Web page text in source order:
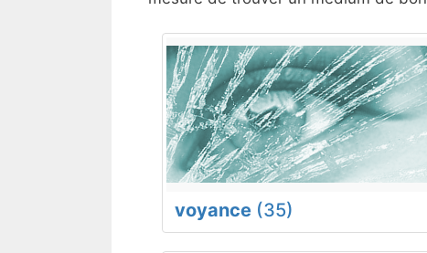
voyance (35)